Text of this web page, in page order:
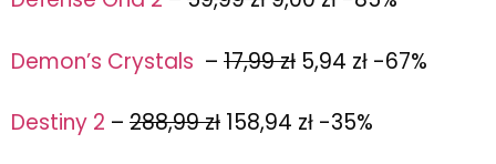
Demon’s Crystals – 17,99 zł 5,94 zł -67%
Destiny 2 – 288,99 zł 158,94 zł -35%